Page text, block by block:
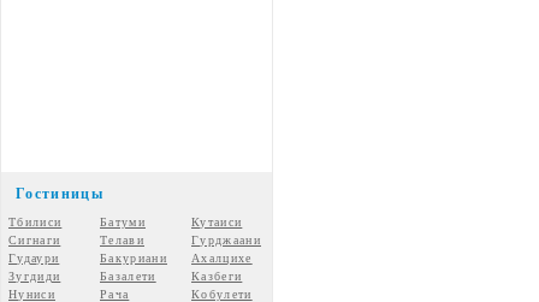
Гостиницы
Тбилиси Батуми
Кутаиси
Сигнаги
Телави
Гурджаани
Гудаури
Бакуриани
Ахалцихе
Зугдиди
Базалети
Казбеги
Нуниси
Рача
Кобулети